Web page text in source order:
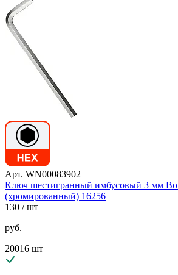
Арт. WN00083902
Ключ шестигранный имбусовый 3 мм
(хромированный) 16256
130 / шт
руб.
20016 шт